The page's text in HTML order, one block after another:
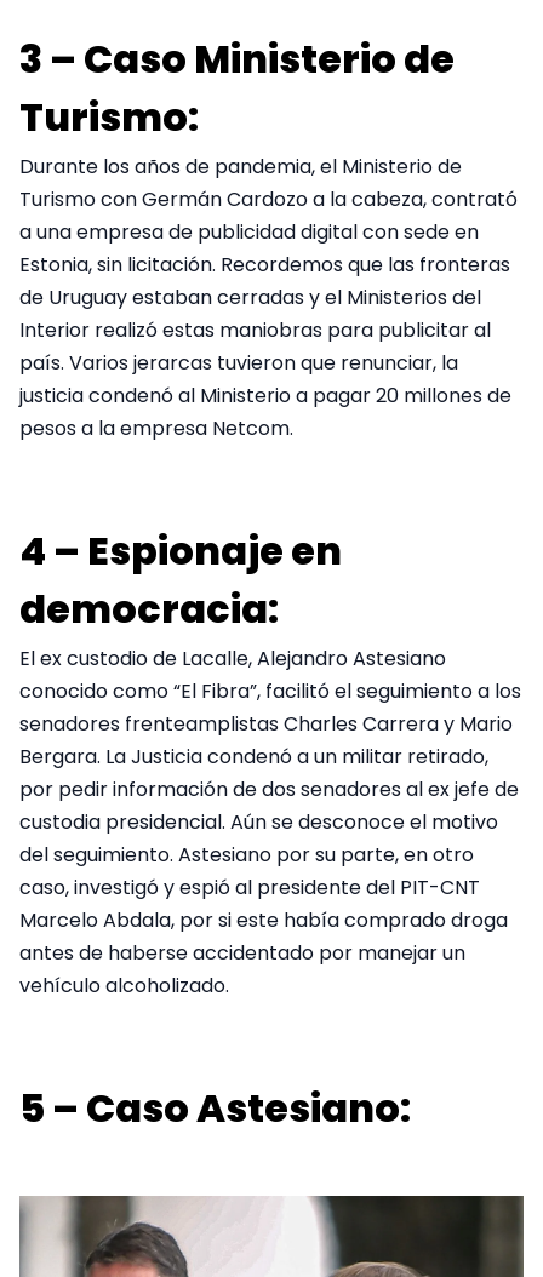
3 – Caso Ministerio de
Turismo:
Durante los años de pandemia, el Ministerio de
Turismo con Germán Cardozo a la cabeza, contrató
a una empresa de publicidad digital con sede en
Estonia, sin licitación. Recordemos que las fronteras
de Uruguay estaban cerradas y el Ministerios del
Interior realizó estas maniobras para publicitar al
país. Varios jerarcas tuvieron que renunciar, la
justicia condenó al Ministerio a pagar 20 millones de
pesos a la empresa Netcom.
4 – Espionaje en
democracia:
El ex custodio de Lacalle, Alejandro Astesiano
conocido como “El Fibra”, facilitó el seguimiento a los
senadores frenteamplistas Charles Carrera y Mario
Bergara. La Justicia condenó a un militar retirado,
por pedir información de dos senadores al ex jefe de
custodia presidencial. Aún se desconoce el motivo
del seguimiento. Astesiano por su parte, en otro
caso, investigó y espió al presidente del PIT-CNT
Marcelo Abdala, por si este había comprado droga
antes de haberse accidentado por manejar un
vehículo alcoholizado.
5 – Caso Astesiano: